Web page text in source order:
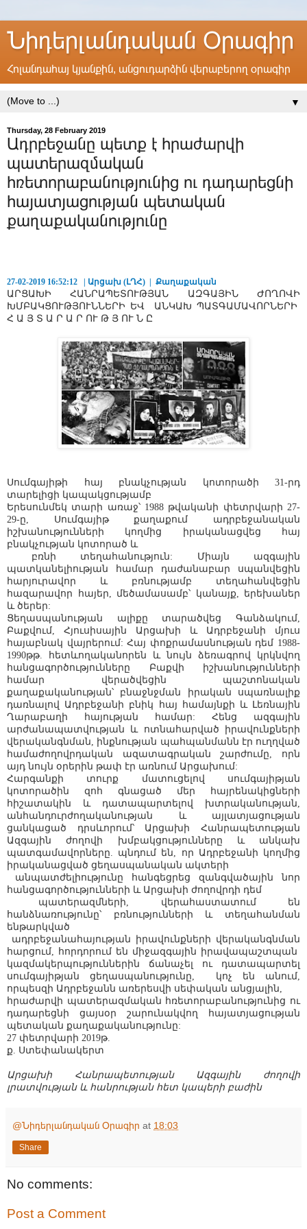
Նիդերլանդական Օրագիր
Հոլանդահայ կյանքին, անցուդարձին վերաբերող օրագիր
▼
Thursday, 28 February 2019
Ադրբեջանը պետք է հրաժարվի
պատերազմական
հռետորաբանությունից ու դադարեցնի
հայատյացության պետական
քաղաքականությունը
27-02-2019 16:52:12 | Արցախ (ԼՂՀ) | Քաղաքական
ԱՐՑԱԽԻ ՀԱՆՐԱՊԵՏՈՒԹՅԱՆ ԱԶԳԱՅԻՆ ԺՈՂՈՎԻ
ԽՄԲԱԿՑՈՒԹՅՈՒՆՆԵՐԻ ԵՎ ԱՆԿԱԽ ՊԱՏԳԱՄԱՎՈՐՆԵՐԻ
Հ Ա Յ Տ Ա Ր Ա Ր ՈՒ Թ Յ ՈՒ Ն Ը
Սումգայիթի հայ բնակչության կոտորածի 31-րդ
տարելիցի կապակցությամբ
Երեսունմեկ տարի առաջ՝ 1988 թվականի փետրվարի 27-
29-ը, Սումգայիթ քաղաքում ադրբեջանական
իշխանությունների կողմից իրականացվեց հայ
բնակչության կոտորած և
բռնի տեղահանություն: Միայն ազգային
պատկանելիության համար դաժանաբար սպանվեցին
հարյուրավոր և բռնությամբ տեղահանվեցին
հազարավոր հայեր, մեծամասամբ՝ կանայք, երեխաներ
և ծերեր:
Ցեղասպանության ալիքը տարածվեց Գանձակում,
Բաքվում, Հյուսիսային Արցախի և Ադրբեջանի մյուս
հայաբնակ վայրերում: Հայ փոքրամասնության դեմ 1988-
1990թթ. հետևողականորեն և նույն ձեռագրով կրկնվող
հանցագործությունները Բաքվի իշխանությունների
համար վերածվեցին պաշտոնական
քաղաքականության՝ բնաջնջման իրական սպառնալիք
դառնալով Ադրբեջանի բնիկ հայ համայնքի և Լեռնային
Ղարաբաղի հայության համար: Հենց ազգային
արժանապատվության և ոտնահարված իրավունքների
վերականգնման, ինքնության պահպանմանն էր ուղղված
համաժողովրդական ազատագրական շարժումը, որն
այդ նույն օրերին թափ էր առնում Արցախում:
Հարգանքի տուրք մատուցելով սումգայիթյան
կոտորածին զոհ գնացած մեր հայրենակիցների
հիշատակին և դատապարտելով խտրականության,
անհանդուրժողականության և այլատյացության
ցանկացած դրսևորում՝ Արցախի Հանրապետության
Ազգային ժողովի խմբակցությունները և անկախ
պատգամավորները. պնդում են, որ Ադրբեջանի կողմից
իրականացված ցեղասպանական ակտերի
անպատժելիությունը հանգեցրեց զանգվածային նոր
հանցագործությունների և Արցախի ժողովրդի դեմ
պատերազմների, վերահաստատում են
հանձնառությունը՝ բռնությունների և տեղահանման
ենթարկված
ադրբեջանահայության իրավունքների վերականգնման
հարցում, հորդորում են միջազգային իրավապաշտպան
կազմակերպություններին ճանաչել ու դատապարտել
սումգայիթյան ցեղասպանությունը, կոչ են անում,
որպեսզի Ադրբեջանն առերեսվի սեփական անցյալին,
հրաժարվի պատերազմական հռետորաբանությունից ու
դադարեցնի ցայսօր շարունակվող հայատյացության
պետական քաղաքականությունը:
27 փետրվարի 2019թ.
ք. Ստեփանակերտ
Արցախի Հանրապետության Ազգային ժողովի
լրատվության և հանրության հետ կապերի բաժին
@Նիդերլանդական Օրագիր at 18:03
Share
No comments:
Post a Comment